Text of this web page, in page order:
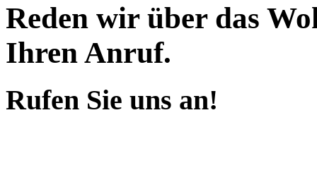
Reden wir über das
Ihren Anruf.
Rufen Sie uns an!